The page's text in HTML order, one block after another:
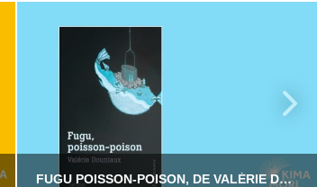
FUGU POISSON-POISON, DE VALÉRIE DOUNIAUX